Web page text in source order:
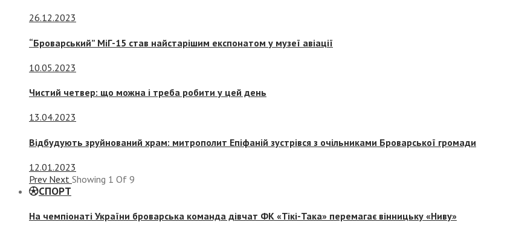
26.12.2023
“Броварський” МіГ-15 став найстарішим експонатом у музеї авіації
10.05.2023
Чистий четвер: що можна і треба робити у цей день
13.04.2023
Відбудують зруйнований храм: митрополит Епіфаній зустрівся з очільниками Броварської громади
12.01.2023
Prev Next Showing 1 Of 9
СПОРТ
На чемпіонаті України броварська команда дівчат ФК «Тікі-Така» перемагає вінницьку «Ниву»